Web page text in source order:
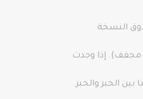
النسخة
مجفف). إذا وجدت
الخبز والخبز.